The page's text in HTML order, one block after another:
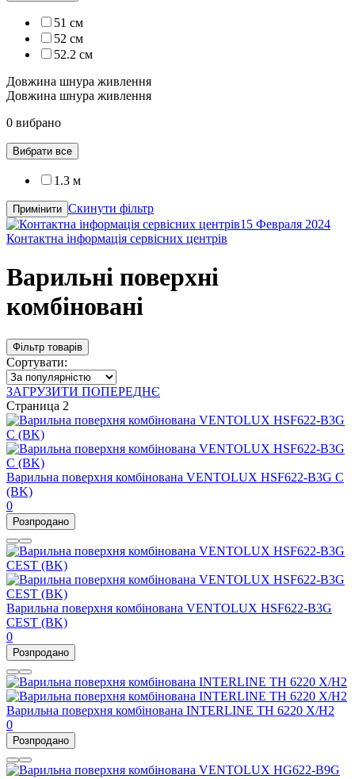
51 см
52 см
52.2 см
Довжина шнура живлення
Довжина шнура живлення
0 вибрано
Вибрати все
1.3 м
Примінити Скинути фільтр
15 Февраля 2024
Контактна інформація сервісних центрів
Варильні поверхні
комбіновані
Фільтр товарів
Сортувати:
ЗАГРУЗИТИ ПОПЕРЕДНЄ
Страница 2
Варильна поверхня комбінована VENTOLUX HSF622-B3G C
(BK)
0
Розпродано
Варильна поверхня комбінована VENTOLUX HSF622-B3G
CEST (BK)
0
Розпродано
Варильна поверхня комбінована INTERLINE TH 6220 X/H2
0
Розпродано